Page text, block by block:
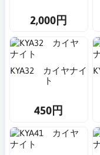
2,000円
KYA32 カイヤナイ
ト
450円